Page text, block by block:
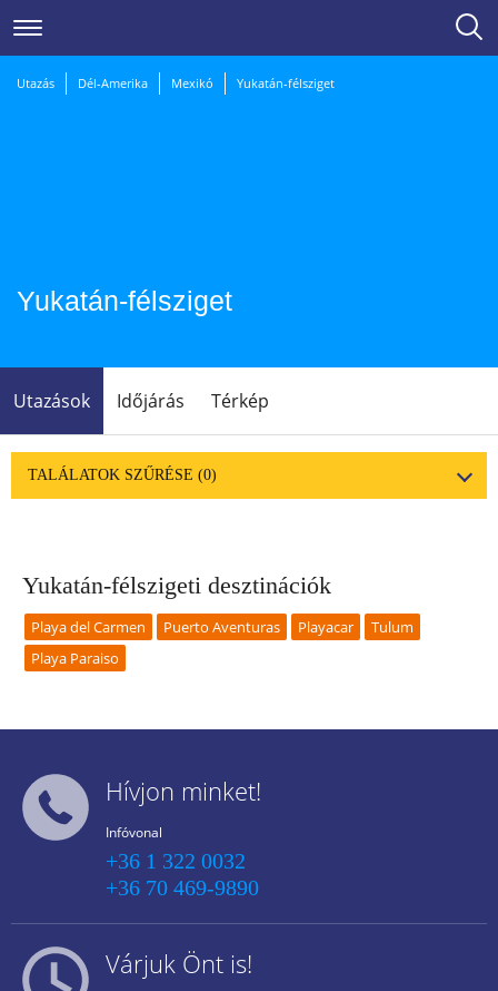
Utazás Dél-Amerika Mexikó Yukatán-félsziget
Yukatán-félsziget
Utazások Időjárás Térkép
TALÁLATOK SZŰRÉSE (0)
Yukatán-félszigeti desztinációk
Playa del Carmen Puerto Aventuras Playacar
Tulum
Playa Paraiso
Hívjon minket!
Infóvonal
+36 1 322 0032
+36 70 469-9890
Várjuk Önt is!